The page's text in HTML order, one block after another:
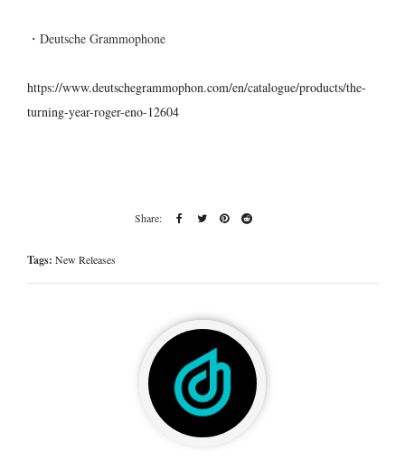
・Deutsche Grammophone
https://www.deutschegrammophon.com/en/catalogue/products/the-
turning-year-roger-eno-12604
Tags: New Releases